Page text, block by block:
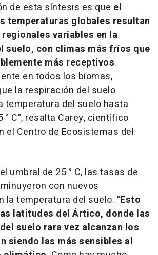
de esta síntesis es que el
temperaturas globales resultan
variables en la
suelo, con climas más fríos que
más receptivos.
en todos los biomas,
la respiración del suelo
temperatura del suelo hasta
° C", resalta Carey, científico
el Centro de Ecosistemas del
umbral de 25 ° C, las tasas de
con nuevos
la temperatura del suelo. "Esto
latitudes del Ártico, donde las
suelo rara vez alcanzan los
siendo las más sensibles al